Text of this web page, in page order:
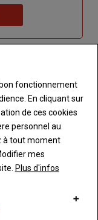
votre
site}.
fonctionnement
En cliquant sur
de ces cookies
personnel au
à tout moment
mes
Plus d'infos